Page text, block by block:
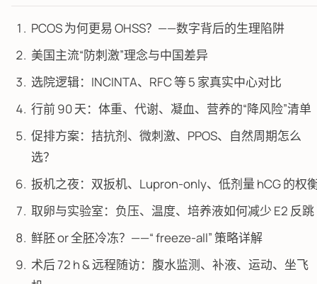
PCOS 为何更易 OHSS？——数字背后的生理陷阱
美国主流“防刺激”理念与中国差异
选院逻辑：INCINTA、RFC 等 5 家真实中心对比
行前 90 天：体重、代谢、凝血、营养的“降风险”清单
促排方案：拮抗剂、微刺激、PPOS、自然周期怎么
选？
扳机之夜：双扳机、Lupron-only、低剂量 hCG 的权
取卵与实验室：负压、温度、培养液如何减少 E2 反跳
鲜胚 or 全胚冷冻？——“ freeze-all” 策略详解
术后 72 h & 远程随访：腹水监测、补液、运动、坐飞